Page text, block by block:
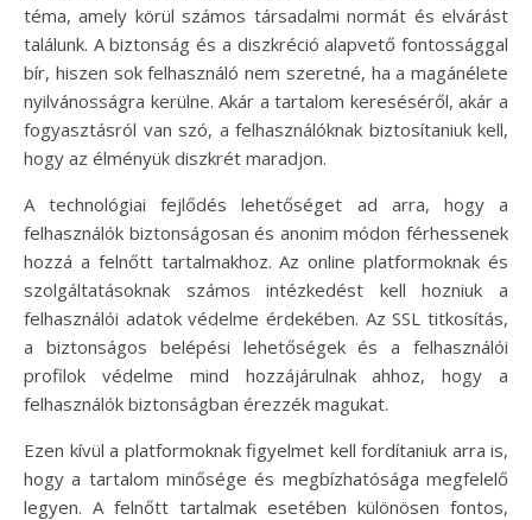
téma, amely körül számos társadalmi normát és elvárást
találunk. A biztonság és a diszkréció alapvető fontossággal
bír, hiszen sok felhasználó nem szeretné, ha a magánélete
nyilvánosságra kerülne. Akár a tartalom kereséséről, akár a
fogyasztásról van szó, a felhasználóknak biztosítaniuk kell,
hogy az élményük diszkrét maradjon.
A technológiai fejlődés lehetőséget ad arra, hogy a
felhasználók biztonságosan és anonim módon férhessenek
hozzá a felnőtt tartalmakhoz. Az online platformoknak és
szolgáltatásoknak számos intézkedést kell hozniuk a
felhasználói adatok védelme érdekében. Az SSL titkosítás,
a biztonságos belépési lehetőségek és a felhasználói
profilok védelme mind hozzájárulnak ahhoz, hogy a
felhasználók biztonságban érezzék magukat.
Ezen kívül a platformoknak figyelmet kell fordítaniuk arra is,
hogy a tartalom minősége és megbízhatósága megfelelő
legyen. A felnőtt tartalmak esetében különösen fontos,